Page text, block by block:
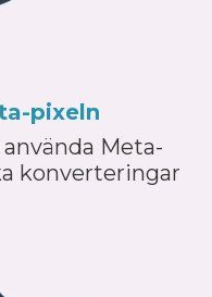
pixeln
Meta-
konverteringar